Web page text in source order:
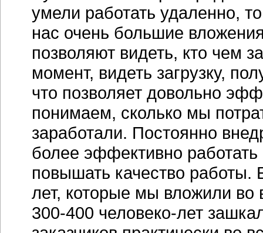
умели работать удаленно,
нас очень большие
позволяют видеть, кто чем
момент, видеть загрузку,
что позволяет довольно
понимаем, сколько мы
заработали. Постоянно
более эффективно
повышать качество работы.
лет, которые мы вложили во
300-400 человеко-лет